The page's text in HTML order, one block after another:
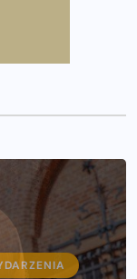
też przy